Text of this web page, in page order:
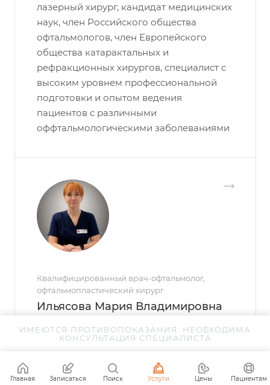
лазерный хирург, кандидат медицинских
наук, член Российского общества
офтальмологов, член Европейского
общества катарактальных и
рефракционных хирургов, специалист с
высоким уровнем профессиональной
подготовки и опытом ведения
пациентов с различными
оффтальмологическими заболеваниями
Квалифицированный врач-офтальмолог,
офтальмопластический хирург
Ильясова Мария Владимировна
Запись онлайн
Квалифицированный врач-офтальмолог,
офтальмопластический хирург,
ИМЕЮТСЯ ПРОТИВОПОКАЗАНИЯ. НЕОБХОДИМА
КОНСУЛЬТАЦИЯ СПЕЦИАЛИСТА
Главная Записаться Поиск Услуги Цены Пациентам